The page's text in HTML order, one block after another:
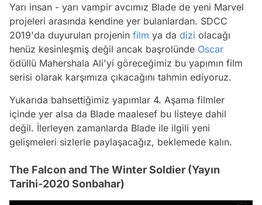
Yarı insan - yarı vampir avcımız Blade de yeni Marvel
projeleri arasında kendine yer bulanlardan. SDCC
2019'da duyurulan projenin film ya da dizi olacağı
henüz kesinleşmiş değil ancak başrolünde Oscar
ödüllü Mahershala Ali'yi göreceğimiz bu yapımın film
serisi olarak karşımıza çıkacağını tahmin ediyoruz.
Yukarıda bahsettiğimiz yapımlar 4. Aşama filmler
içinde yer alsa da Blade maalesef bu listeye dahil
değil. İlerleyen zamanlarda Blade ile ilgili yeni
gelişmeleri sizlerle paylaşacağız, beklemede kalın.
The Falcon and The Winter Soldier (Yayın
Tarihi-2020 Sonbahar)